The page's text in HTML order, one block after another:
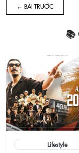
← BÀI TRƯỚC
📚
Lifestyle